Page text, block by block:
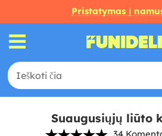
Pristatymas į
Suaugusiųjų liūto